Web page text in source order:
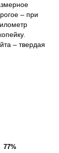
– при
– твердая
77%